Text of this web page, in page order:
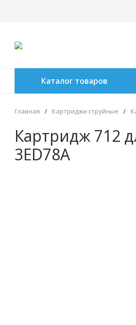
Каталог товаров
Главная / Картриджи струйные /
Картридж 712
3ED78A